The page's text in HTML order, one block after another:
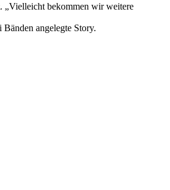
„Vielleicht bekommen wir weitere
angelegte Story.